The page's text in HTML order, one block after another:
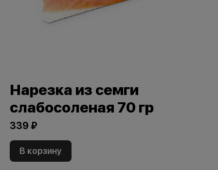
Нарезка из семги
слабосоленая 70 гр
339 ₽
В корзину